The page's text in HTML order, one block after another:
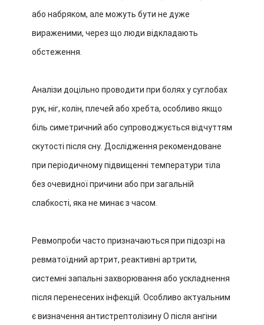
або набряком, але можуть бути не дуже
вираженими, через що люди відкладають
обстеження.
Аналізи доцільно проводити при болях у суглобах
рук, ніг, колін, плечей або хребта, особливо якщо
біль симетричний або супроводжується відчуттям
скутості після сну. Дослідження рекомендоване
при періодичному підвищенні температури тіла
без очевидної причини або при загальній
слабкості, яка не минає з часом.
Ревмопроби часто призначаються при підозрі на
ревматоїдний артрит, реактивні артрити,
системні запальні захворювання або ускладнення
після перенесених інфекцій. Особливо актуальним
є визначення антистрептолізину О після ангіни